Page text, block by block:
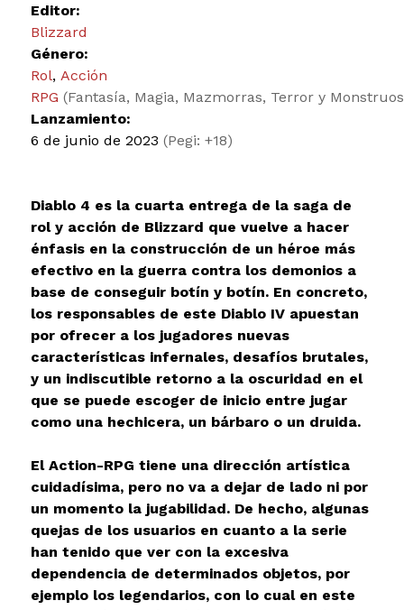
Editor:
Blizzard
Género:
Rol, Acción
RPG (Fantasía, Magia, Mazmorras, Terror y
Lanzamiento:
6 de junio de 2023 (Pegi: +18)
Diablo 4 es la cuarta entrega de la saga de
rol y acción de Blizzard que vuelve a hacer
énfasis en la construcción de un héroe más
efectivo en la guerra contra los demonios a
base de conseguir botín y botín. En concreto,
los responsables de este Diablo IV apuestan
por ofrecer a los jugadores nuevas
características infernales, desafíos brutales,
y un indiscutible retorno a la oscuridad en el
que se puede escoger de inicio entre jugar
como una hechicera, un bárbaro o un druida.
El Action-RPG tiene una dirección artística
cuidadísima, pero no va a dejar de lado ni por
un momento la jugabilidad. De hecho, algunas
quejas de los usuarios en cuanto a la serie
han tenido que ver con la excesiva
dependencia de determinados objetos, por
ejemplo los legendarios, con lo cual en este